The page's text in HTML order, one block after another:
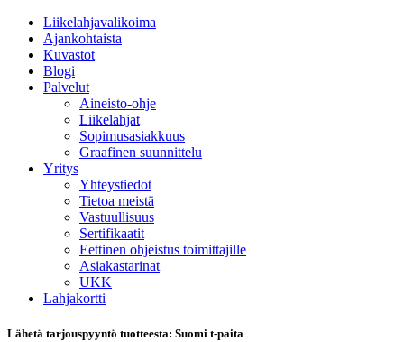
Liikelahjavalikoima
Ajankohtaista
Kuvastot
Blogi
Palvelut
Aineisto-ohje
Liikelahjat
Sopimusasiakkuus
Graafinen suunnittelu
Yritys
Yhteystiedot
Tietoa meistä
Vastuullisuus
Sertifikaatit
Eettinen ohjeistus toimittajille
Asiakastarinat
UKK
Lahjakortti
Lähetä tarjouspyyntö tuotteesta: Suomi t-paita